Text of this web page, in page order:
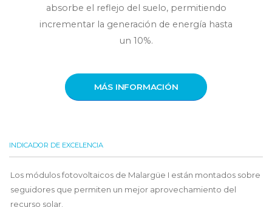
absorbe el reflejo del suelo, permitiendo
incrementar la generación de energía hasta
un 10%.
MÁS INFORMACIÓN
INDICADOR DE EXCELENCIA
Los módulos fotovoltaicos de Malargüe I están montados sobre
seguidores que permiten un mejor aprovechamiento del
recurso solar.